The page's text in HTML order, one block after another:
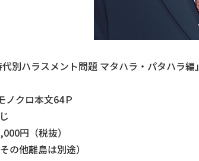
別ハラスメント問題 マタハラ・パタハラ編」
ノクロ本文64Ｐ
円（税抜）
の他離島は別途）